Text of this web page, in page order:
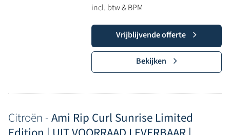
incl. btw & BPM
Vrijblijvende offerte
Bekijken
Citroën -Ami Rip Curl Sunrise Limited